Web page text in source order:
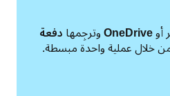
OneDrive وترجِمها
خلال عملية واحدة مبسطة.